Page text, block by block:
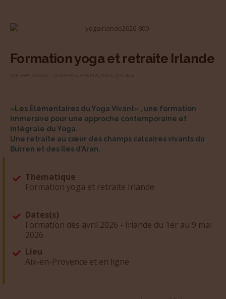
ATELIERS, STAGES...,VOYAGES & RANDOS ,YOGA, QI GONG...
intégrale du Yoga.
Une retraite au cœur des champs calcaires vivants du
Burren et des îles d’Aran.
2026
Lieu
Aix-en-Provence et en ligne